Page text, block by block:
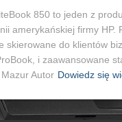
850 to jeden z
amerykańskiej firmy HP.
skierowane do klientów
i zaawansowane
Autor Dowiedz się